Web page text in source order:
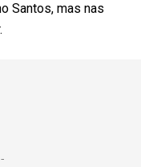
Santos, mas nas